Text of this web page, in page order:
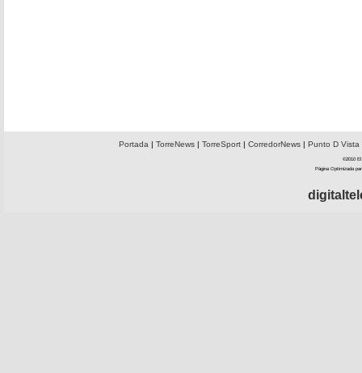
Portada | TorreNews| TorreSport| CorredorNews| Punto D Vista
©2010 El
Página Optimizada